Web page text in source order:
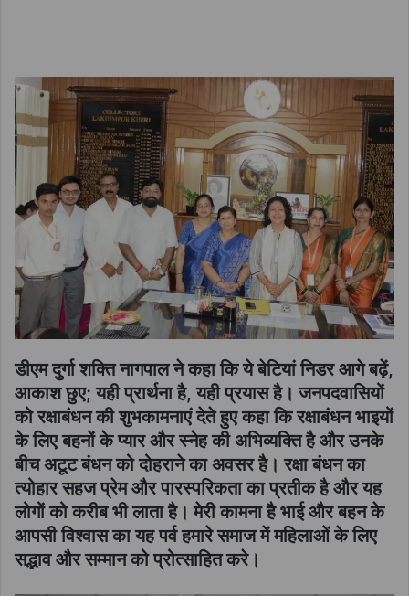
डीएम दुर्गा शक्ति नागपाल ने कहा कि ये बेटियां निडर आगे बढ़ें,
आकाश छुए; यही प्रार्थना है, यही प्रयास है। जनपदवासियों
को रक्षाबंधन की शुभकामनाएं देते हुए कहा कि रक्षाबंधन भाइयों
के लिए बहनों के प्यार और स्नेह की अभिव्यक्ति है और उनके
बीच अटूट बंधन को दोहराने का अवसर है। रक्षा बंधन का
त्योहार सहज प्रेम और पारस्परिकता का प्रतीक है और यह
लोगों को करीब भी लाता है। मेरी कामना है भाई और बहन के
आपसी विश्वास का यह पर्व हमारे समाज में महिलाओं के लिए
सद्भाव और सम्मान को प्रोत्साहित करे।